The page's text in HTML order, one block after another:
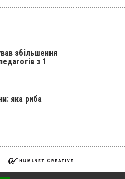
збільшення
з 1
яка риба